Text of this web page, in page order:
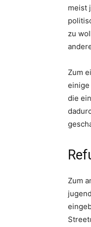
meist
zu
Zum
einige
die
Zum